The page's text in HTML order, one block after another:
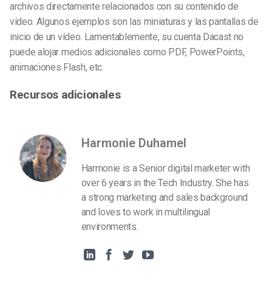
archivos directamente relacionados con su contenido de
vídeo. Algunos ejemplos son las miniaturas y las pantallas de
inicio de un vídeo. Lamentablemente, su cuenta Dacast no
puede alojar medios adicionales como PDF, PowerPoints,
animaciones Flash, etc.
Recursos adicionales
Harmonie Duhamel
Harmonie is a Senior digital marketer with
over 6 years in the Tech Industry. She has
a strong marketing and sales background
and loves to work in multilingual
environments.